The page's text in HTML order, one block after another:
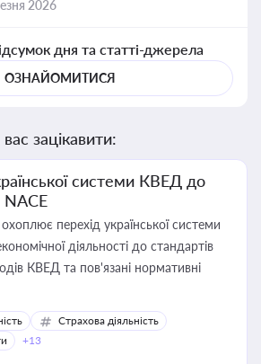
2026
дня та статті-джерела
ОЗНАЙОМИТИСЯ
зацікавити:
системи КВЕД до
NACE
перехід української системи
діяльності до стандартів
КВЕД та пов'язані нормативні
Страхова діяльність
+13